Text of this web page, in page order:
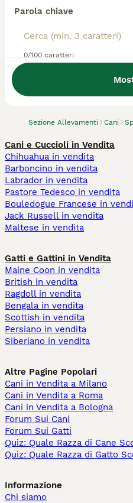
Parola chiave
0/100 caratteri
Sezione Allevamenti Cani
Abbiamo trovato 0
Cani e Cuccioli in Vendita
Chihuahua in vendita
Barboncino in vendita
Labrador in vendita
Pastore Tedesco in vendita
Bouledogue Francese in
Jack Russell in vendita
Maltese in vendita
Gatti e Gattini in Vendita
Maine Coon in vendita
British in vendita
Ragdoll in vendita
Bengala in vendita
Scottish in vendita
Persiano in vendita
Siberiano in vendita
Altre Pagine Popolari
Cani in Vendita a Milano
Cani in Vendita a Roma
Cani in Vendita a Bologna
Forum Sui Cani
Forum Sui Gatti
Quiz: Quale Razza di Cane
Quiz: Quale Razza di Gatto
Informazione
Chi siamo